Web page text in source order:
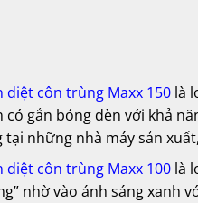
diệt côn trùng Maxx 150là
có gắn bóng đèn với khả
tại những nhà máy sản
diệt côn trùng Maxx 100là
nhờ vào ánh sáng xanh